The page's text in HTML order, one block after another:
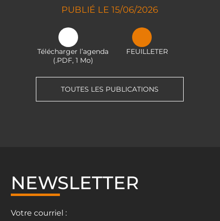
PUBLIÉ LE 15/06/2026
Télécharger l’agenda
(.PDF, 1 Mo)
FEUILLETER
TOUTES LES PUBLICATIONS
NEWSLETTER
Votre courriel :